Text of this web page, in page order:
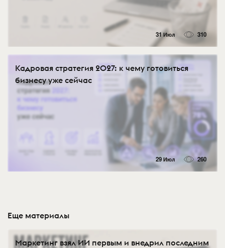
31 Июл 310
Кадровая стратегия 2027: к чему готовиться
бизнесу уже сейчас
29 Июл 260
Еще материалы
Маркетинг взял ИИ первым и внедрил последним